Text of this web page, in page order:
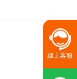
線上客服